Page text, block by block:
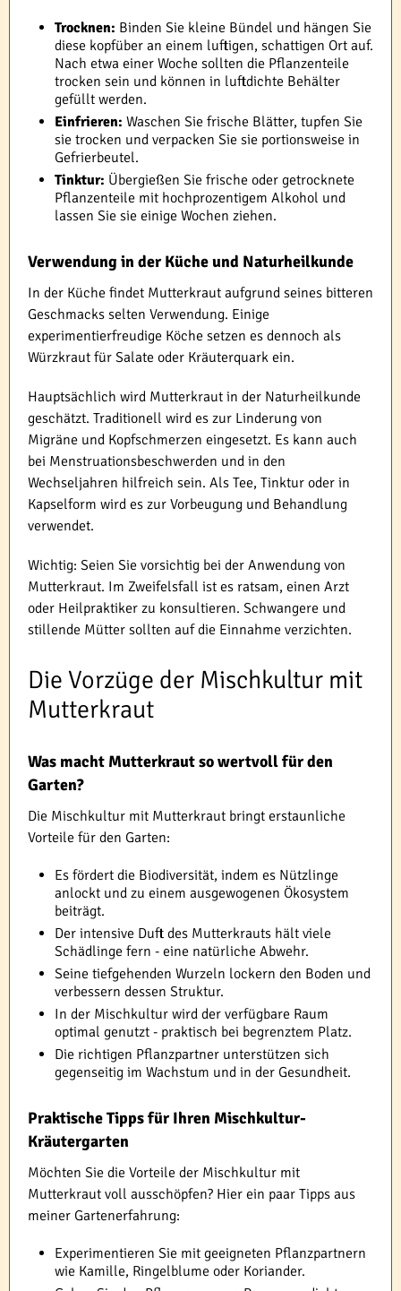
Trocknen: Binden Sie kleine Bündel und hängen Sie
diese kopfüber an einem luftigen, schattigen Ort auf.
Nach etwa einer Woche sollten die Pflanzenteile
trocken sein und können in luftdichte Behälter
gefüllt werden.
Einfrieren: Waschen Sie frische Blätter, tupfen Sie
sie trocken und verpacken Sie sie portionsweise in
Gefrierbeutel.
Tinktur: Übergießen Sie frische oder getrocknete
Pflanzenteile mit hochprozentigem Alkohol und
lassen Sie sie einige Wochen ziehen.
Verwendung in der Küche und Naturheilkunde
In der Küche findet Mutterkraut aufgrund seines bitteren
Geschmacks selten Verwendung. Einige
experimentierfreudige Köche setzen es dennoch als
Würzkraut für Salate oder Kräuterquark ein.
Hauptsächlich wird Mutterkraut in der Naturheilkunde
geschätzt. Traditionell wird es zur Linderung von
Migräne und Kopfschmerzen eingesetzt. Es kann auch
bei Menstruationsbeschwerden und in den
Wechseljahren hilfreich sein. Als Tee, Tinktur oder in
Kapselform wird es zur Vorbeugung und Behandlung
verwendet.
Wichtig: Seien Sie vorsichtig bei der Anwendung von
Mutterkraut. Im Zweifelsfall ist es ratsam, einen Arzt
oder Heilpraktiker zu konsultieren. Schwangere und
stillende Mütter sollten auf die Einnahme verzichten.
Die Vorzüge der Mischkultur mit
Mutterkraut
Was macht Mutterkraut so wertvoll für den
Garten?
Die Mischkultur mit Mutterkraut bringt erstaunliche
Vorteile für den Garten:
Es fördert die Biodiversität, indem es Nützlinge
anlockt und zu einem ausgewogenen Ökosystem
beiträgt.
Der intensive Duft des Mutterkrauts hält viele
Schädlinge fern - eine natürliche Abwehr.
Seine tiefgehenden Wurzeln lockern den Boden und
verbessern dessen Struktur.
In der Mischkultur wird der verfügbare Raum
optimal genutzt - praktisch bei begrenztem Platz.
Die richtigen Pflanzpartner unterstützen sich
gegenseitig im Wachstum und in der Gesundheit.
Praktische Tipps für Ihren Mischkultur-
Kräutergarten
Möchten Sie die Vorteile der Mischkultur mit
Mutterkraut voll ausschöpfen? Hier ein paar Tipps aus
meiner Gartenerfahrung:
Experimentieren Sie mit geeigneten Pflanzpartnern
wie Kamille, Ringelblume oder Koriander.